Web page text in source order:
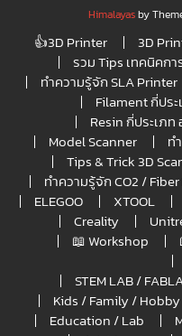
Himalayasby
👍3D Printer 3D
รวม Tips เทคนิคก
ทำความรู้จัก SLA Printer
Filament กี่ประ
Resin กี่ประเภท
Model Scanner
ท
Tips & Trick 3D
ทำความรู้จัก CO2 /
ELEGOO
XTOOL
Creality
📖 Workshop
STEM LAB /
Kids / Family / Hobby
Education / Lab